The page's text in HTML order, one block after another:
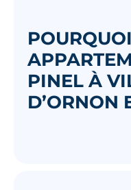
PINEL À
D’ORNON